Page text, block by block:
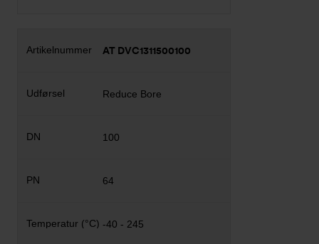
AT DVC1311500100
Reduce Bore
100
64
-40 - 245